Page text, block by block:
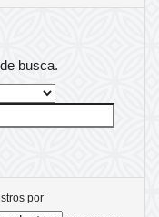
busca.
por